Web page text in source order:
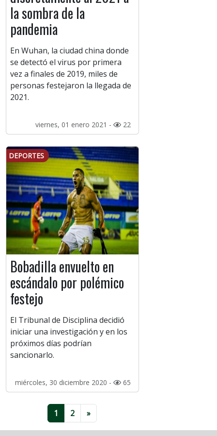
la sombra de la
pandemia
En Wuhan, la ciudad china donde
se detectó el virus por primera
vez a finales de 2019, miles de
personas festejaron la llegada de
2021.
viernes, 01 enero 2021 - 22
DEPORTES
Bobadilla envuelto en
escándalo por polémico
festejo
El Tribunal de Disciplina decidió
iniciar una investigación y en los
próximos días podrían
sancionarlo.
miércoles, 30 diciembre 2020 - 65
1 2 »